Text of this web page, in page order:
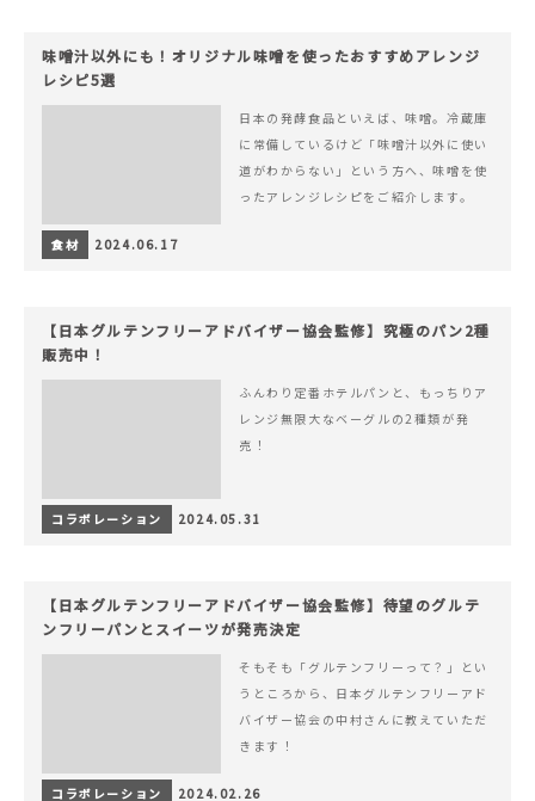
味噌汁以外にも！オリジナル味噌を使ったおすすめアレンジ
レシピ5選
日本の発酵食品といえば、味噌。冷蔵庫
に常備しているけど「味噌汁以外に使い
道がわからない」という方へ、味噌を使
ったアレンジレシピをご紹介します。
食材 2024.06.17
【日本グルテンフリーアドバイザー協会監修】究極のパン2種
販売中！
ふんわり定番ホテルパンと、もっちりア
レンジ無限大なベーグルの2種類が発
売！
コラボレーション 2024.05.31
【日本グルテンフリーアドバイザー協会監修】待望のグルテ
ンフリーパンとスイーツが発売決定
そもそも「グルテンフリーって？」とい
うところから、日本グルテンフリーアド
バイザー協会の中村さんに教えていただ
きます！
コラボレーション 2024.02.26